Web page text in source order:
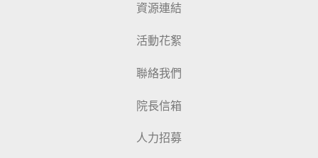
資源連結
活動花絮
聯絡我們
院長信箱
人力招募